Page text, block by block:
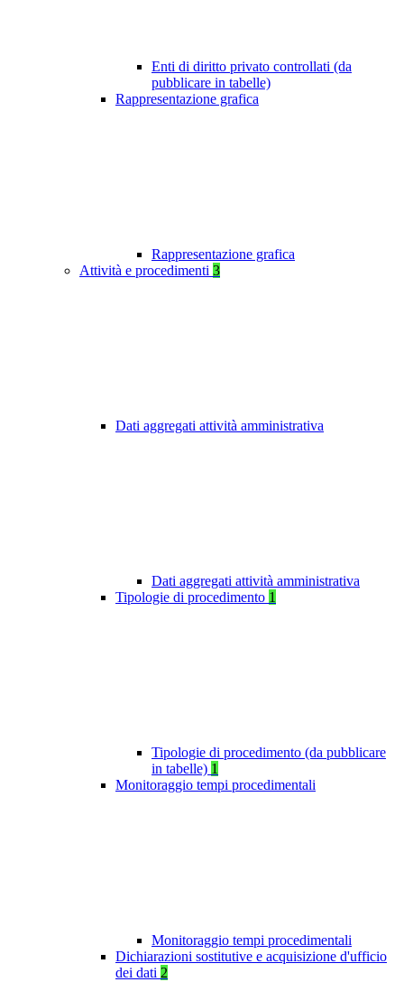
Enti di diritto privato controllati (da
pubblicare in tabelle)
Rappresentazione grafica
Rappresentazione grafica
Attività e procedimenti 3
Dati aggregati attività amministrativa
Dati aggregati attività amministrativa
Tipologie di procedimento 1
Tipologie di procedimento (da pubblicare
in tabelle) 1
Monitoraggio tempi procedimentali
Monitoraggio tempi procedimentali
Dichiarazioni sostitutive e acquisizione d'ufficio
dei dati 2